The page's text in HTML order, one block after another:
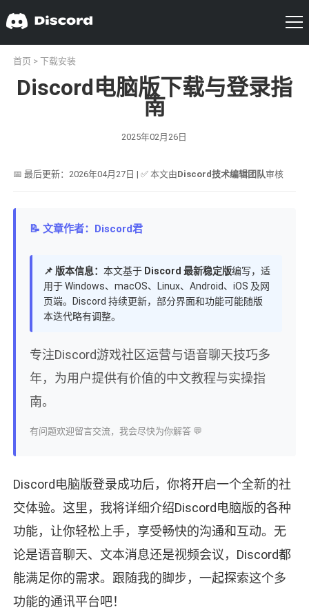
首页 > 下载安装
Discord电脑版下载与登录指
南
2025年02月26日
📅 最后更新：2026年04月27日 | ✅ 本文由Discord技术编辑团队审核
📝 文章作者：Discord君
📌 版本信息： 本文基于 Discord 最新稳定版编写，适
用于 Windows、macOS、Linux、Android、iOS 及网
页端。Discord 持续更新，部分界面和功能可能随版
本迭代略有调整。
专注Discord游戏社区运营与语音聊天技巧多
年，为用户提供有价值的中文教程与实操指
南。
有问题欢迎留言交流，我会尽快为你解答 💬
Discord电脑版登录成功后，你将开启一个全新的社
交体验。这里，我将详细介绍Discord电脑版的各种
功能，让你轻松上手，享受畅快的沟通和互动。无
论是语音聊天、文本消息还是视频会议，Discord都
能满足你的需求。跟随我的脚步，一起探索这个多
功能的通讯平台吧！